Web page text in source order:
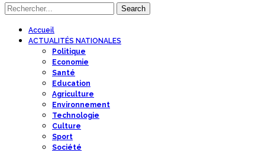
Accueil
ACTUALITÉS NATIONALES
Politique
Economie
Santé
Education
Agriculture
Environnement
Technologie
Culture
Sport
Société